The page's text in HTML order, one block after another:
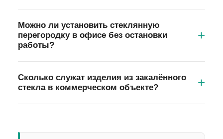
используют закалённое стекло или триплекс.
Триплекс (многослойное стекло)
поверхностей его выбирают чаще. Толщину и
класс безопасности подбирают под
конкретную конструкцию.
Можно ли установить стеклянную
перегородку в офисе без остановки
работы?
без мокрых работ и пыли, чаще всего за один
рабочий день. Для офисов, которые не могут
остановить работу, установку проводят в
защитив мебель и полы.
Сколько служат изделия из закалённого
стекла в коммерческом объекте?